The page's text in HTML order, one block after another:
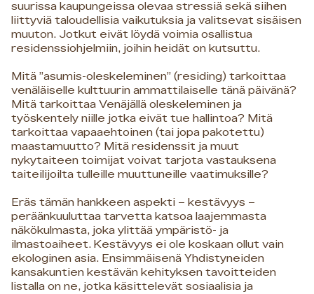
suurissa kaupungeissa olevaa stressiä sekä siihen
liittyviä taloudellisia vaikutuksia ja valitsevat sisäisen
muuton. Jotkut eivät löydä voimia osallistua
residenssiohjelmiin, joihin heidät on kutsuttu.
Mitä ”asumis-oleskeleminen” (residing) tarkoittaa
venäläiselle kulttuurin ammattilaiselle tänä päivänä?
Mitä tarkoittaa Venäjällä oleskeleminen ja
työskentely niille jotka eivät tue hallintoa? Mitä
tarkoittaa vapaaehtoinen (tai jopa pakotettu)
maastamuutto? Mitä residenssit ja muut
nykytaiteen toimijat voivat tarjota vastauksena
taiteilijoilta tulleille muuttuneille vaatimuksille?
Eräs tämän hankkeen aspekti – kestävyys –
peräänkuuluttaa tarvetta katsoa laajemmasta
näkökulmasta, joka ylittää ympäristö- ja
ilmastoaiheet. Kestävyys ei ole koskaan ollut vain
ekologinen asia. Ensimmäisenä Yhdistyneiden
kansakuntien kestävän kehityksen tavoitteiden
listalla on ne, jotka käsittelevät sosiaalisia ja